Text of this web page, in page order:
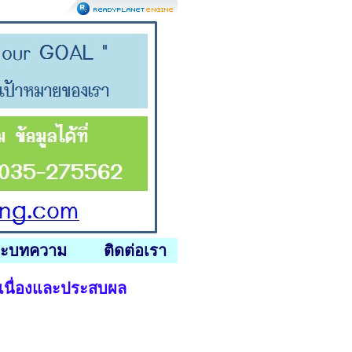
บทความ
ติดต่อเรา
นื่องและประสบผล